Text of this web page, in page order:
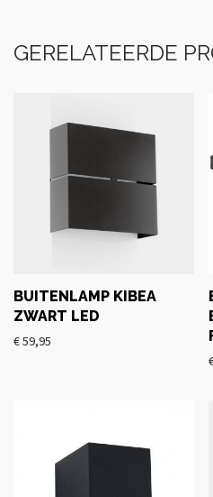
GERELATEERDE
BUITENLAMP KIBEA
ZWART LED
€59,95